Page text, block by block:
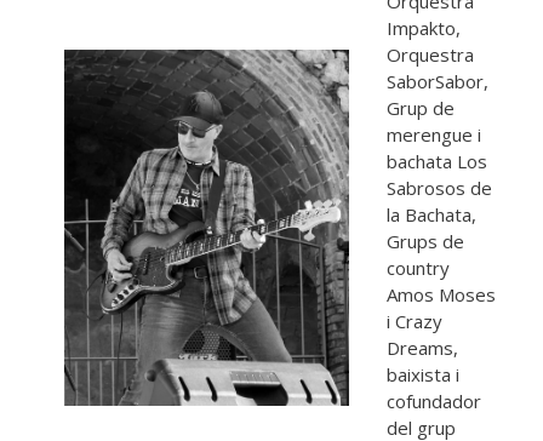
Impakto,
Orquestra
SaborSabor,
Grup de
merengue i
bachata Los
Sabrosos de
la Bachata,
Grups de
country
Amos Moses
i Crazy
Dreams,
baixista i
cofundador
del grup